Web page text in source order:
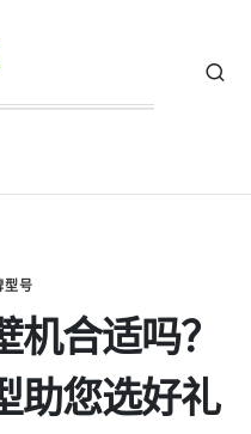
型号
合适吗？
助您选好礼